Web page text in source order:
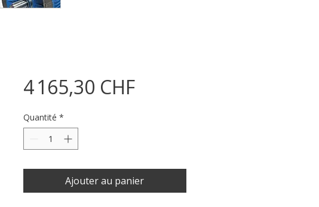
4 165,30 CHFPrix
Quantité *
Ajouter au panier